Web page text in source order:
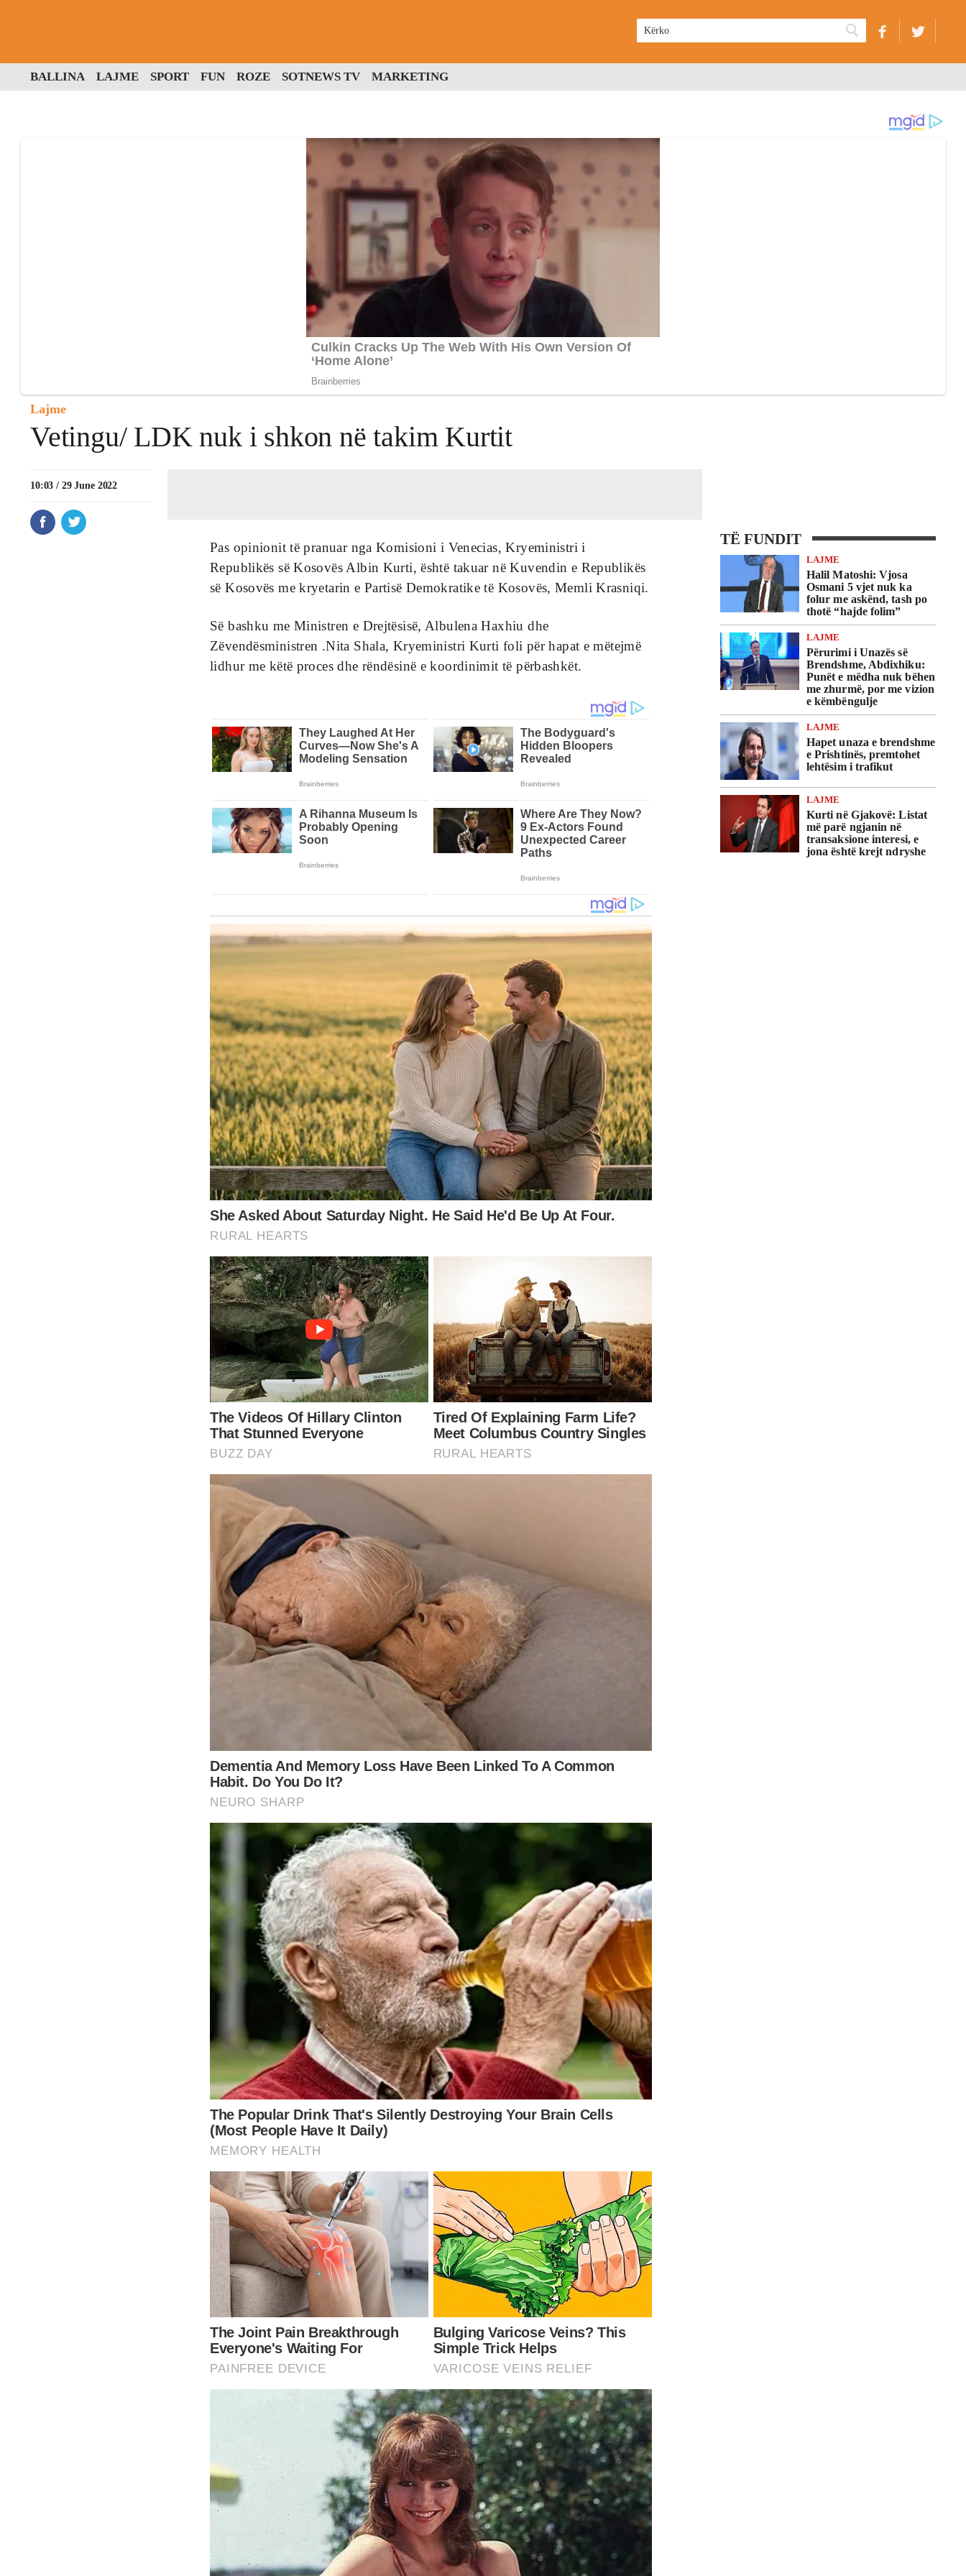
BALLINA LAJME SPORT FUN ROZE SOTNEWS TV MARKETING
Lajme
Vetingu/ LDK nuk i shkon në takim Kurtit
10:03 / 29 June 2022
TË FUNDIT
LAJME
Halil Matoshi: Vjosa
Osmani 5 vjet nuk ka
folur me askënd, tash po
thotë “hajde folim”
LAJME
Përurimi i Unazës së
Brendshme, Abdixhiku:
Punët e mëdha nuk bëhen
me zhurmë, por me vizion
e këmbëngulje
LAJME
Hapet unaza e brendshme
e Prishtinës, premtohet
lehtësim i trafikut
LAJME
Kurti në Gjakovë: Listat
më parë ngjanin në
transaksione interesi, e
jona është krejt ndryshe
Pas opinionit të pranuar nga Komisioni i Venecias, Kryeministri i
Republikës së Kosovës Albin Kurti, është takuar në Kuvendin e Republikës
së Kosovës me kryetarin e Partisë Demokratike të Kosovës, Memli Krasniqi.
Së bashku me Ministren e Drejtësisë, Albulena Haxhiu dhe
Zëvendësministren .Nita Shala, Kryeministri Kurti foli për hapat e mëtejmë
lidhur me këtë proces dhe rëndësinë e koordinimit të përbashkët.